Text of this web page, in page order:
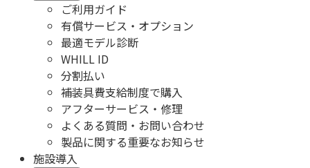
ご利用ガイド
有償サービス・オプション
最適モデル診断
WHILL ID
分割払い
補装具費支給制度で購入
アフターサービス・修理
よくある質問・お問い合わせ
製品に関する重要なお知らせ
施設導入